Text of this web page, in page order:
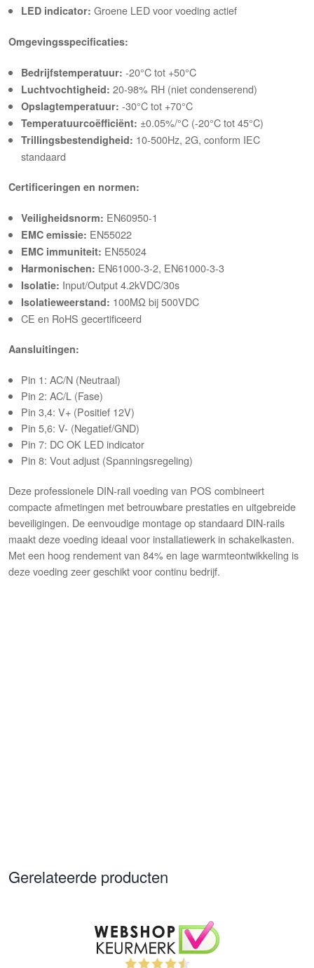
LED indicator: Groene LED voor voeding actief
Omgevingsspecificaties:
Bedrijfstemperatuur: -20°C tot +50°C
Luchtvochtigheid: 20-98% RH (niet condenserend)
Opslagtemperatuur: -30°C tot +70°C
Temperatuurcoëfficiënt: ±0.05%/°C (-20°C tot 45°C)
Trillingsbestendigheid: 10-500Hz, 2G, conform IEC
standaard
Certificeringen en normen:
Veiligheidsnorm: EN60950-1
EMC emissie: EN55022
EMC immuniteit: EN55024
Harmonischen: EN61000-3-2, EN61000-3-3
Isolatie: Input/Output 4.2kVDC/30s
Isolatieweerstand: 100MΩ bij 500VDC
CE en RoHS gecertificeerd
Aansluitingen:
Pin 1: AC/N (Neutraal)
Pin 2: AC/L (Fase)
Pin 3,4: V+ (Positief 12V)
Pin 5,6: V- (Negatief/GND)
Pin 7: DC OK LED indicator
Pin 8: Vout adjust (Spanningsregeling)
Deze professionele DIN-rail voeding van POS combineert
compacte afmetingen met betrouwbare prestaties en uitgebreide
beveiligingen. De eenvoudige montage op standaard DIN-rails
maakt deze voeding ideaal voor installatiewerk in schakelkasten.
Met een hoog rendement van 84% en lage warmteontwikkeling is
deze voeding zeer geschikt voor continu bedrijf.
Gerelateerde producten